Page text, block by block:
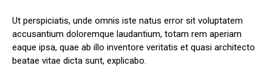
Ut perspiciatis, unde omnis iste natus error sit voluptatem
accusantium doloremque laudantium, totam rem aperiam
eaque ipsa, quae ab illo inventore veritatis et quasi architecto
beatae vitae dicta sunt, explicabo.